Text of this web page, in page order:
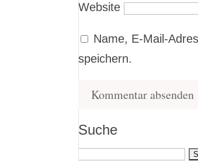
Website
Name, E-Mail-
speichern.
Suche
Suchen